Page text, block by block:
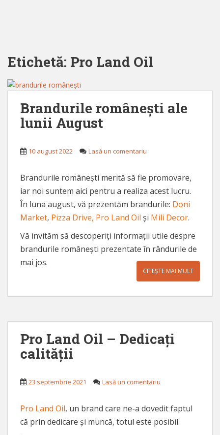
Etichetă: Pro Land Oil
Brandurile românești ale
lunii August
10 august 2022 Lasă un comentariu
Brandurile românești merită să fie promovare,
iar noi suntem aici pentru a realiza acest lucru.
În luna august, vă prezentăm brandurile: Doni
Market, Pizza Drive, Pro Land Oil și Mili Decor.
Vă invităm să descoperiți informații utile despre
brandurile românești prezentate în rândurile de
mai jos.
CITEȘTE MAI MULT
Pro Land Oil – Dedicați
calității
23 septembrie 2021 Lasă un comentariu
Pro Land Oil, un brand care ne-a dovedit faptul
că prin dedicare și muncă, totul este posibil.